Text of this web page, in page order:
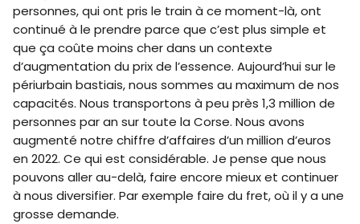
personnes, qui ont pris le train à ce moment-là, ont
continué à le prendre parce que c’est plus simple et
que ça coûte moins cher dans un contexte
d’augmentation du prix de l’essence. Aujourd’hui sur le
périurbain bastiais, nous sommes au maximum de nos
capacités. Nous transportons à peu près 1,3 million de
personnes par an sur toute la Corse. Nous avons
augmenté notre chiffre d’affaires d’un million d’euros
en 2022. Ce qui est considérable. Je pense que nous
pouvons aller au-delà, faire encore mieux et continuer
à nous diversifier. Par exemple faire du fret, où il y a une
grosse demande.